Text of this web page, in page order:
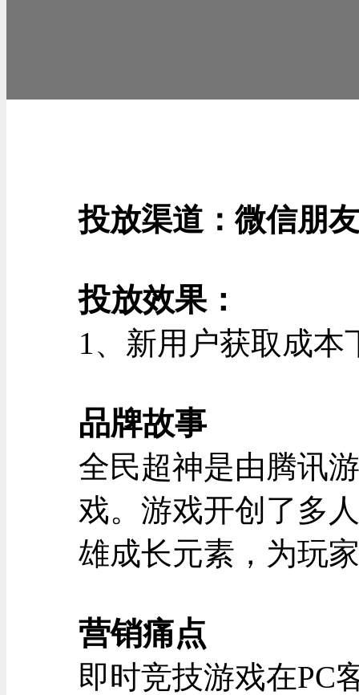
投放渠道：微信朋
投放效果：
1、新用户获取成本
品牌故事
全民超神是由腾讯
戏。游戏开创了多
雄成长元素，为玩
营销痛点
即时竞技游戏在PC